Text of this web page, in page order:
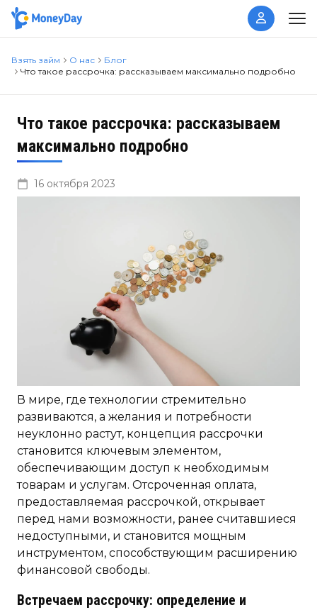
Взять займ О нас
Блог
Что такое рассрочка: рассказываем максимально подробно
Что такое рассрочка: рассказываем
максимально подробно
16 октября 2023
В мире, где технологии стремительно
развиваются, а желания и потребности
неуклонно растут, концепция рассрочки
становится ключевым элементом,
обеспечивающим доступ к необходимым
товарам и услугам. Отсроченная оплата,
предоставляемая рассрочкой, открывает
перед нами возможности, ранее считавшиеся
недоступными, и становится мощным
инструментом, способствующим расширению
финансовой свободы.
Встречаем рассрочку: определение и